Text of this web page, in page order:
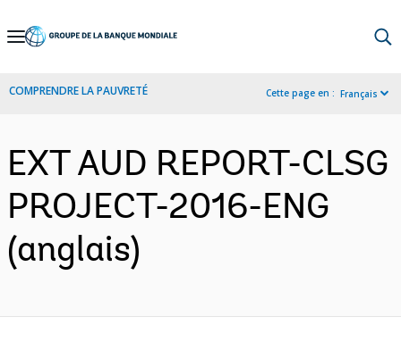
Skip
Navigation
COMPRENDRE LA PAUVRETÉ Cette page en : Français
EXT AUD REPORT-CLSG
PROJECT-2016-ENG
(anglais)